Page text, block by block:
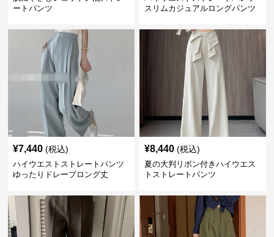
ートパンツ
スリムカジュアルロングパンツ
¥7,440 (税込)
ハイウエストストレートパンツ
ゆったりドレープロング丈
¥8,440 (税込)
夏の大判リボン付きハイウエス
トストレートパンツ